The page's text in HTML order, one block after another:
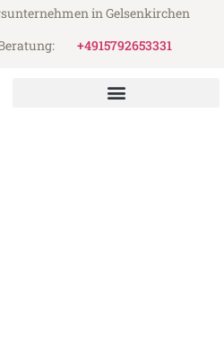
in Gelsenkirchen
+4915792653331